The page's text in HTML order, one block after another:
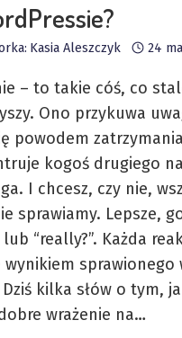
Kasia Aleszczyk 24
– to takie cóś, co
Ono przykuwa
powodem
kogoś drugiego
I chcesz, czy nie,
sprawiamy. Lepsze,
lub “really?”. Każda
wynikiem sprawionego
Dziś kilka słów o tym,
wrażenie na…